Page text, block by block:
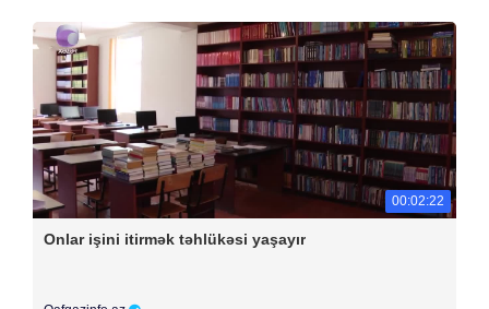
00:02:22
Onlar işini itirmək təhlükəsi yaşayır